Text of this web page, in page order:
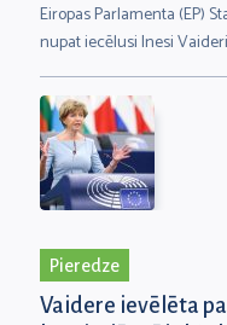
Eiropas Parlamenta (EP)
nupat iecēlusi Inesi
likumprojektam ar kuru
un Baltkrievijas.
Pieredze
Vaidere ievēlēta